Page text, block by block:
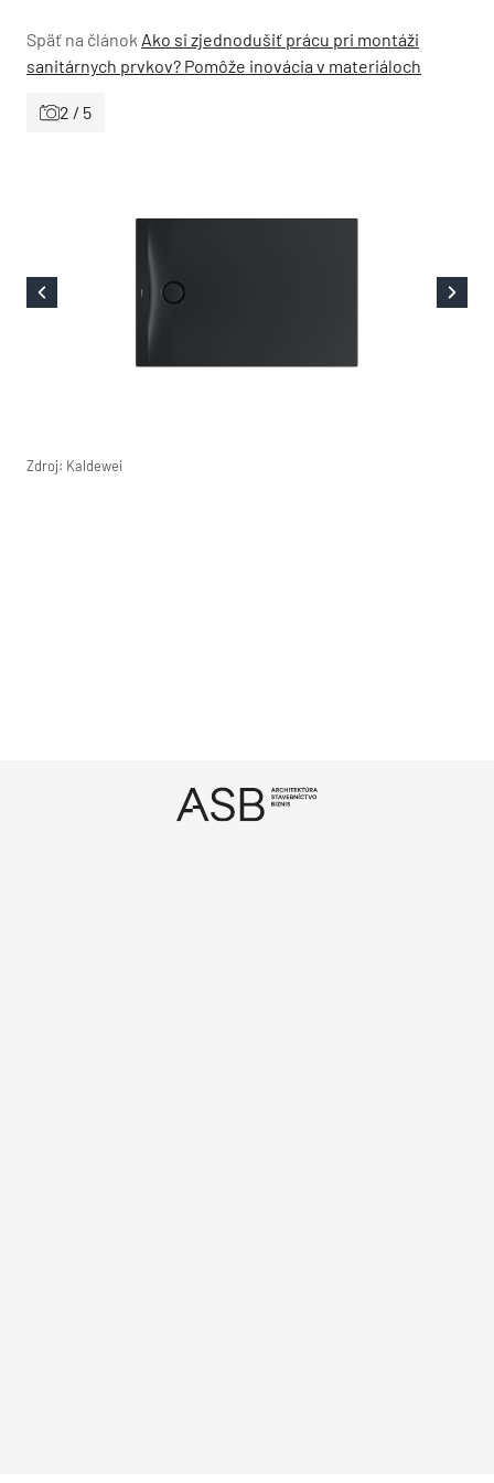
Späť na článok Ako si zjednodušiť prácu pri montáži
sanitárnych prvkov? Pomôže inovácia v materiáloch
2 / 5
Zdroj: Kaldewei